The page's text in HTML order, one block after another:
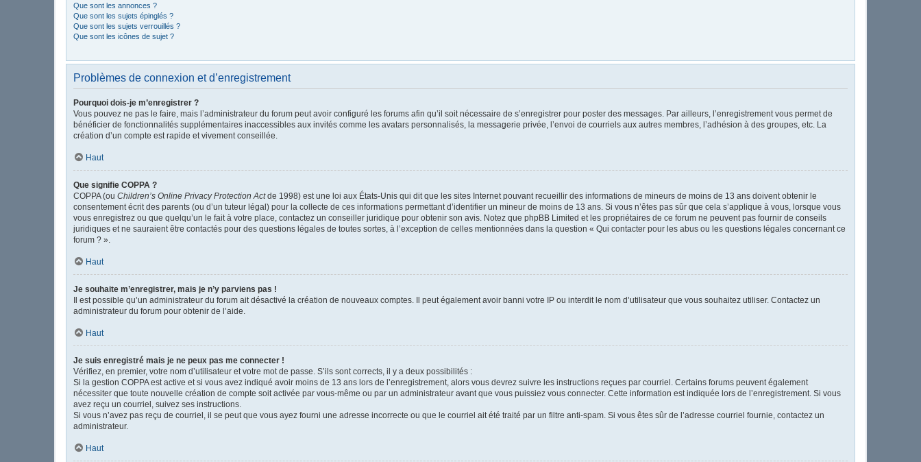
Que sont les annonces ?
Que sont les sujets épinglés ?
Que sont les sujets verrouillés ?
Que sont les icônes de sujet ?
Problèmes de connexion et d’enregistrement
Pourquoi dois-je m’enregistrer ?
Vous pouvez ne pas le faire, mais l’administrateur du forum peut avoir configuré les forums afin qu’il soit nécessaire de s’enregistrer pour poster des messages. Par ailleurs, l’enregistrement vous permet de
bénéficier de fonctionnalités supplémentaires inaccessibles aux invités comme les avatars personnalisés, la messagerie privée, l’envoi de courriels aux autres membres, l’adhésion à des groupes, etc. La
création d’un compte est rapide et vivement conseillée.
Haut
Que signifie COPPA ?
COPPA (ou Children’s Online Privacy Protection Actde 1998) est une loi aux États-Unis qui dit que les sites Internet pouvant recueillir des informations de mineurs de moins de 13 ans doivent obtenir le
consentement écrit des parents (ou d’un tuteur légal) pour la collecte de ces informations permettant d’identifier un mineur de moins de 13 ans. Si vous n’êtes pas sûr que cela s’applique à vous, lorsque vous
vous enregistrez ou que quelqu’un le fait à votre place, contactez un conseiller juridique pour obtenir son avis. Notez que phpBB Limited et les propriétaires de ce forum ne peuvent pas fournir de conseils
juridiques et ne sauraient être contactés pour des questions légales de toutes sortes, à l’exception de celles mentionnées dans la question « Qui contacter pour les abus ou les questions légales concernant ce
forum ? ».
Haut
Je souhaite m’enregistrer, mais je n’y parviens pas !
Il est possible qu’un administrateur du forum ait désactivé la création de nouveaux comptes. Il peut également avoir banni votre IP ou interdit le nom d’utilisateur que vous souhaitez utiliser. Contactez un
administrateur du forum pour obtenir de l’aide.
Haut
Je suis enregistré mais je ne peux pas me connecter !
Vérifiez, en premier, votre nom d’utilisateur et votre mot de passe. S’ils sont corrects, il y a deux possibilités :
Si la gestion COPPA est active et si vous avez indiqué avoir moins de 13 ans lors de l’enregistrement, alors vous devrez suivre les instructions reçues par courriel. Certains forums peuvent également
nécessiter que toute nouvelle création de compte soit activée par vous-même ou par un administrateur avant que vous puissiez vous connecter. Cette information est indiquée lors de l’enregistrement. Si vous
avez reçu un courriel, suivez ses instructions.
Si vous n’avez pas reçu de courriel, il se peut que vous ayez fourni une adresse incorrecte ou que le courriel ait été traité par un filtre anti-spam. Si vous êtes sûr de l’adresse courriel fournie, contactez un
administrateur.
Haut